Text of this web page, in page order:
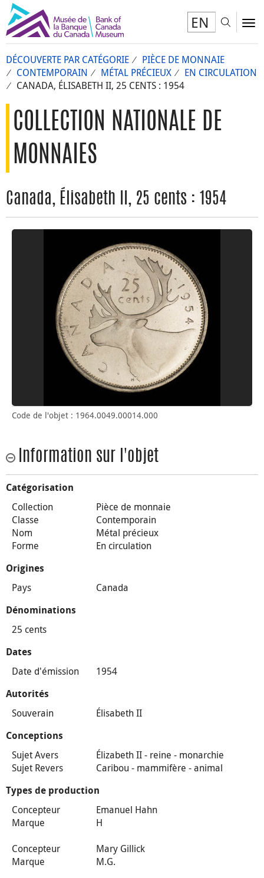
EN
DÉCOUVERTE PAR CATÉGORIE
PIÈCE DE MONNAIE
CONTEMPORAIN
MÉTAL PRÉCIEUX
EN CIRCULATION
CANADA, ÉLISABETH II, 25 CENTS : 1954
COLLECTION NATIONALE DE
MONNAIES
Canada, Élisabeth II, 25 cents : 1954
Code de l'objet : 1964.0049.00014.000
Information sur l'objet
Catégorisation
Collection
Pièce de monnaie
Classe
Contemporain
Nom
Métal précieux
Forme
En circulation
Origines
Pays Canada
Dénominations
25 cents
Dates
Date d'émission 1954
Autorités
Souverain Élisabeth II
Conceptions
Sujet Avers
Élizabeth II - reine - monarchie
Sujet Revers
Caribou - mammifère - animal
Types de production
Concepteur
Emanuel Hahn
Marque
H
Concepteur
Mary Gillick
Marque
M.G.